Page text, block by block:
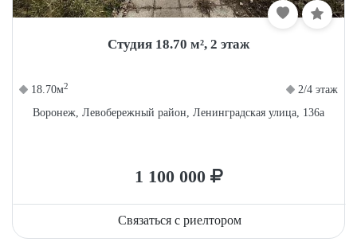
Студия 18.70 м², 2 этаж
18.70м2
2/4 этаж
Воронеж, Левобережный район, Ленинградская улица, 136а
1 100 000
Связаться с риелтором